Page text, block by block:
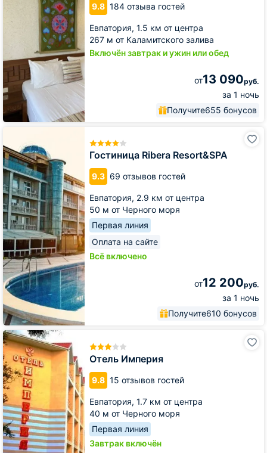
9.8 184 отзыва гостей
Евпатория, 1.5 км от центра
267 м от Каламитского залива
Включён завтрак и ужин или обед
от13 090руб.
за 1 ночь
Получите655 бонусов
Гостиница Ribera Resort&SPA
9.3 69 отзывов гостей
Евпатория, 2.9 км от центра
50 м от Черного моря
Первая линия
Оплата на сайте
Всё включено
от12 200руб.
за 1 ночь
Получите610 бонусов
Resort&SPA
Отель Империя
9.8 15 отзывов гостей
Евпатория, 1.7 км от центра
40 м от Черного моря
Первая линия
Завтрак включён
Отель
Империя